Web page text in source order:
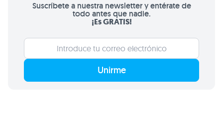
Suscríbete a nuestra newsletter y entérate de
todo antes que nadie.
¡Es GRATIS!
Unirme